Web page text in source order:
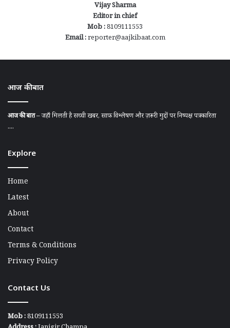
Vijay Sharma
Editor in chief
Mob :8109111553
Email :reporter@aajkibaat.com
आज की बात
आज की बात– जहाँ मिलती है सच्ची खबर, साफ़ विश्लेषण और ज़रूरी मुद्दों पर निष्पक्ष पत्रकारिता
....
Explore
Home
Latest
About
Contact
Terms & Conditions
Privacy Policy
Contact Us
Mob :8109111553